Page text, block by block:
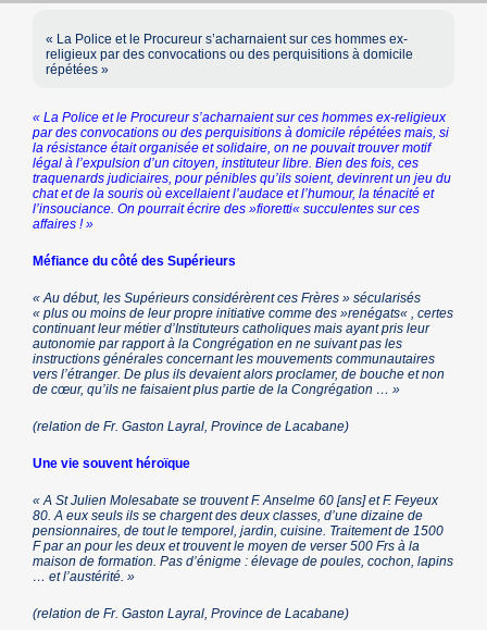
« La Police et le Procureur s’acharnaient sur ces hommes ex-
religieux par des convocations ou des perquisitions à domicile
répétées »
« La Police et le Procureur s’acharnaient sur ces hommes ex-religieux
par des convocations ou des perquisitions à domicile répétées mais, si
la résistance était organisée et solidaire, on ne pouvait trouver motif
légal à l’expulsion d’un citoyen, instituteur libre. Bien des fois, ces
traquenards judiciaires, pour pénibles qu’ils soient, devinrent un jeu du
chat et de la souris où excellaient l’audace et l’humour, la ténacité et
l’insouciance. On pourrait écrire des »fioretti« succulentes sur ces
affaires ! »
Méfiance du côté des Supérieurs
« Au début, les Supérieurs considérèrent ces Frères » sécularisés
« plus ou moins de leur propre initiative comme des »renégats« , certes
continuant leur métier d’Instituteurs catholiques mais ayant pris leur
autonomie par rapport à la Congrégation en ne suivant pas les
instructions générales concernant les mouvements communautaires
vers l’étranger. De plus ils devaient alors proclamer, de bouche et non
de cœur, qu’ils ne faisaient plus partie de la Congrégation … »
(relation de Fr. Gaston Layral, Province de Lacabane)
Une vie souvent héroïque
« A St Julien Molesabate se trouvent F. Anselme 60 [ans] et F. Feyeux
80. A eux seuls ils se chargent des deux classes, d’une dizaine de
pensionnaires, de tout le temporel, jardin, cuisine. Traitement de 1500
F par an pour les deux et trouvent le moyen de verser 500 Frs à la
maison de formation. Pas d’énigme : élevage de poules, cochon, lapins
… et l’austérité. »
(relation de Fr. Gaston Layral, Province de Lacabane)